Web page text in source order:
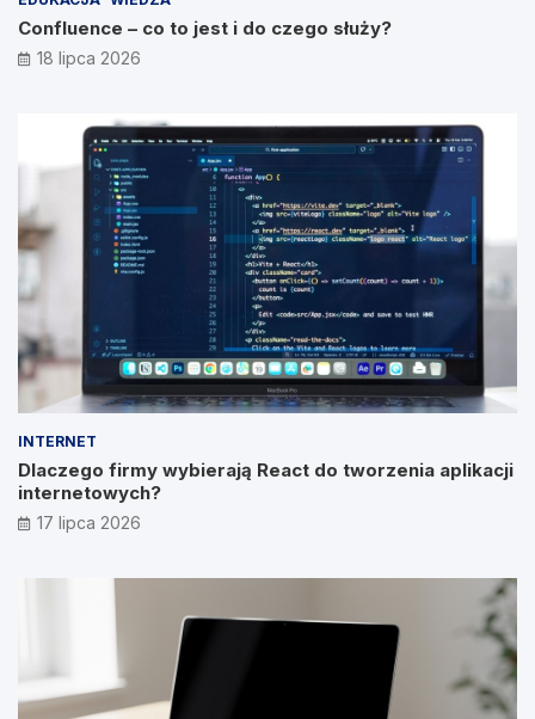
Confluence – co to jest i do czego służy?
18 lipca 2026
INTERNET
Dlaczego firmy wybierają React do tworzenia aplikacji
internetowych?
17 lipca 2026